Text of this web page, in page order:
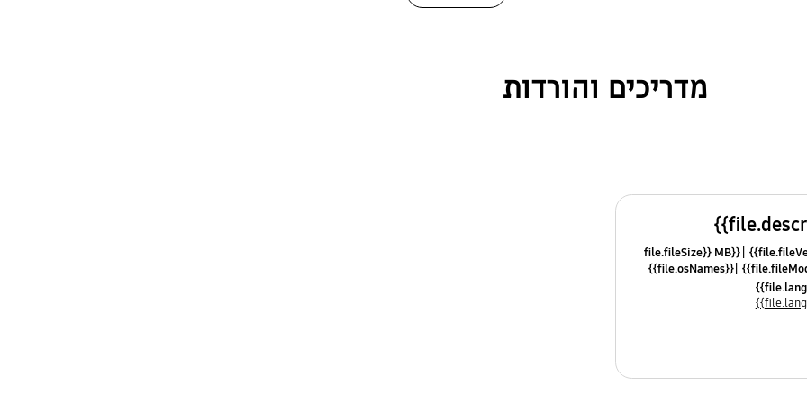
מדריכים והורדות
{{file.fileSize}} MB
{{file.osNames}}